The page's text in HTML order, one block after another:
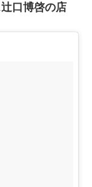
口博啓の店